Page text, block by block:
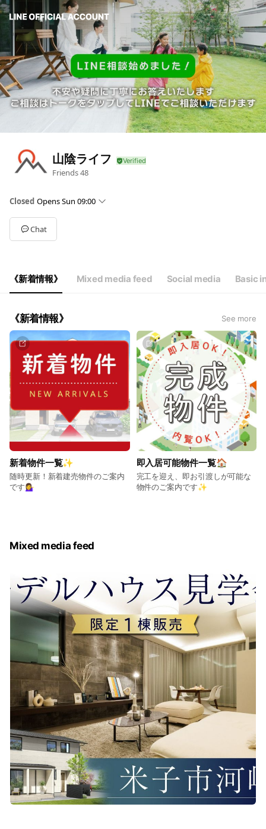
山陰ライフ
Friends48
Closed Opens Sun 09:00
Sun09:00 - 18:00
Mon09:00 - 18:00
Tue
09:00 - 18:00
09:00 - 18:00
Sat09:00 - 18:00
Chat
《新着情報》 Mixed media feed Social media Basic
《新着情報》 See more
新着物件一覧✨
随時更新！新着建売物件のご案内
です💁‍♀️
即入居可能物件一覧🏠
完工を迎え、即お引渡しが可能な
物件のご案内です✨
Mixed media feed